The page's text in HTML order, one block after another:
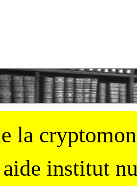
la
institut